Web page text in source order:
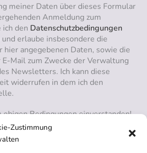
Zustimmung
meiner Daten über dieses Formular
Anmeldung zum
den Datenschutzbedingungen
und erlaube insbesondere die
hier angegebenen Daten, sowie die
Mail zum Zwecke der Verwaltung
Newsletters. Ich kann diese
widerrufen in dem ich den
obigen Bedingungen einverstanden!